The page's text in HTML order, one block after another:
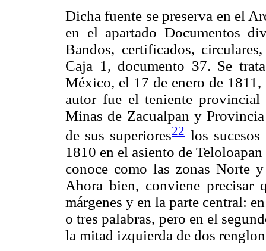
Dicha fuente se preserva en el
en el apartado Documentos
Bandos, certificados,
Caja 1, documento 37. Se
México, el 17 de enero de
autor fue el teniente
Minas de Zacualpan y
de sus superiores22los sucesos
1810 en el asiento de
conoce como las zonas Norte
Ahora bien, conviene precisar
márgenes y en la parte central:
o tres palabras, pero en el
la mitad izquierda de dos